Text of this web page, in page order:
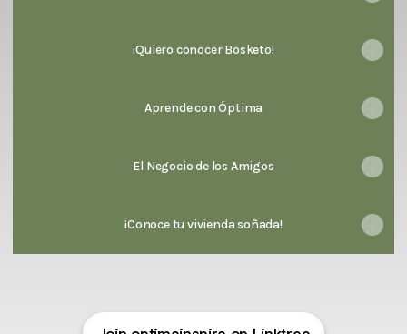
¡Quiero conocer Bosketo!
Aprende con Óptima
El Negocio de los Amigos
¡Conoce tu vivienda soñada!